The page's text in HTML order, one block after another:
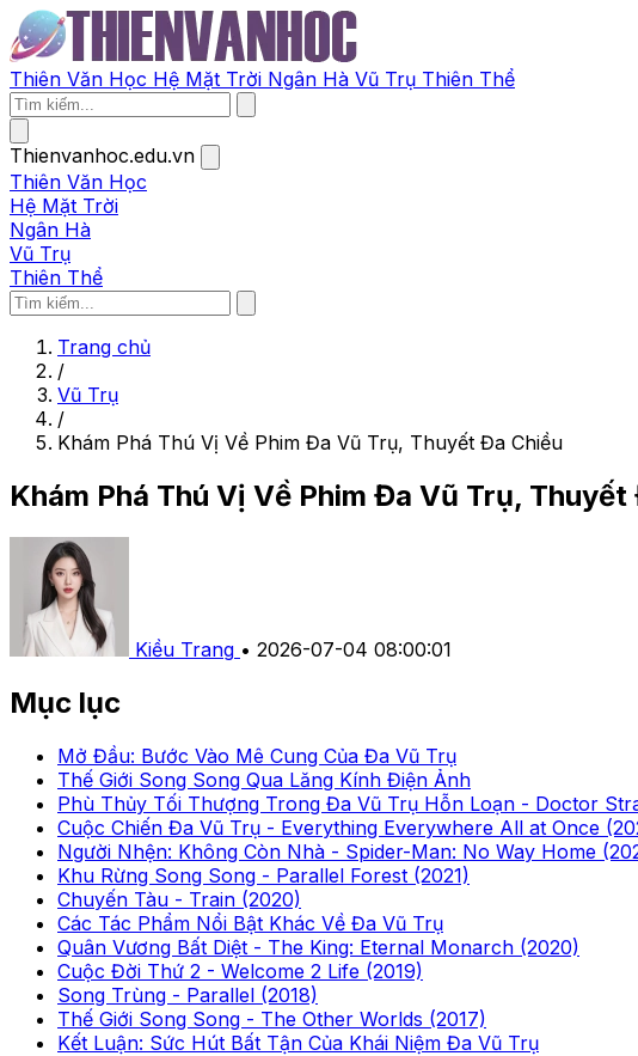
Thiên Văn Học Hệ Mặt Trời Ngân Hà Vũ Trụ Thiên Thể
Thienvanhoc.edu.vn
Thiên Văn Học
Hệ Mặt Trời
Ngân Hà
Vũ Trụ
Thiên Thể
Trang chủ
/
Vũ Trụ
/
Khám Phá Thú Vị Về Phim Đa Vũ Trụ, Thuyết Đa Chiều
Khám Phá Thú Vị Về Phim Đa Vũ Trụ, Thuyết
Kiều Trang • 2026-07-04 08:00:01
Mục lục
Mở Đầu: Bước Vào Mê Cung Của Đa Vũ Trụ
Thế Giới Song Song Qua Lăng Kính Điện Ảnh
Phù Thủy Tối Thượng Trong Đa Vũ Trụ Hỗn Loạn - Doctor
Cuộc Chiến Đa Vũ Trụ - Everything Everywhere All at Once
Người Nhện: Không Còn Nhà - Spider-Man: No Way Home
Khu Rừng Song Song - Parallel Forest (2021)
Chuyến Tàu - Train (2020)
Các Tác Phẩm Nổi Bật Khác Về Đa Vũ Trụ
Quân Vương Bất Diệt - The King: Eternal Monarch (2020)
Cuộc Đời Thứ 2 - Welcome 2 Life (2019)
Song Trùng - Parallel (2018)
Thế Giới Song Song - The Other Worlds (2017)
Kết Luận: Sức Hút Bất Tận Của Khái Niệm Đa Vũ Trụ